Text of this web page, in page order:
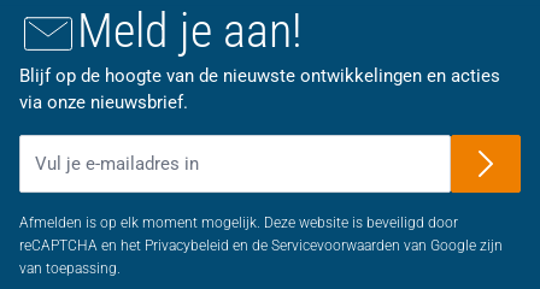
Meld je aan!
Blijf op de hoogte van de nieuwste ontwikkelingen en acties
via onze nieuwsbrief.
Afmelden is op elk moment mogelijk. Deze website is beveiligd door
reCAPTCHA en het Privacybeleid en de Servicevoorwaarden van Google zijn
van toepassing.